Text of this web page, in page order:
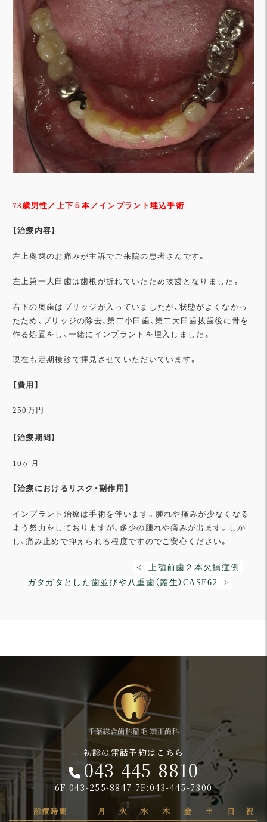
73歳男性 ／上下５本／インプラント埋込手術
【治療内容】
左上奥歯のお痛みが主訴でご来院の患者さんです。
左上第一大臼歯は歯根が折れていたため抜歯となりました。
右下の奥歯はブリッジが入っていましたが、状態がよくなかっ
たため、ブリッジの除去、第二小臼歯、第二大臼歯抜歯後に骨を
作る処置をし、一緒にインプラントを埋入しました。
現在も定期検診で拝見させていただいています。
【費用】
250万円
【治療期間】
10ヶ月
【治療におけるリスク・副作用】
インプラント治療は手術を伴います。腫れや痛みが少なくなる
よう努力をしておりますが、多少の腫れや痛みが出ます。しか
し、痛み止めで抑えられる程度ですのでご安心ください。
< 上顎前歯２本欠損症例
ガタガタとした歯並びや八重歯（叢生）CASE62 >
初診の電話予約はこちら
043-445-8810
6F:043-255-8847 7F:043-445-7300
診療時間 月 火 水 木 金 土 日 祝